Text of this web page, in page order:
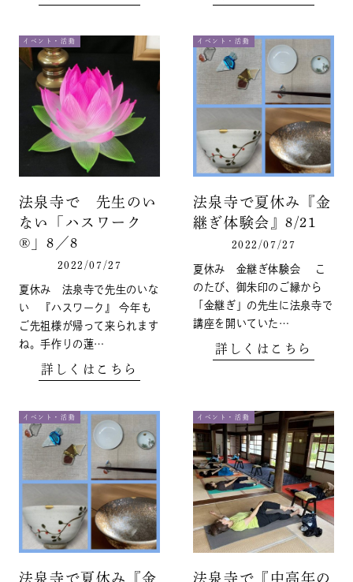
イベント・活動
法泉寺で 先生のい
ない「ハスワーク
®」8／8
2022/07/27
夏休み 法泉寺で先生のいな
い 『ハスワーク』 今年も
ご先祖様が帰って来られます
ね。手作りの蓮…
詳しくはこちら
イベント・活動
法泉寺で夏休み『金
継ぎ体験会』8/21
2022/07/27
夏休み 金継ぎ体験会 こ
のたび、御朱印のご縁から
「金継ぎ」の先生に法泉寺で
講座を開いていた…
詳しくはこちら
イベント・活動
法泉寺で夏休み『金
イベント・活動
法泉寺で『中高年の